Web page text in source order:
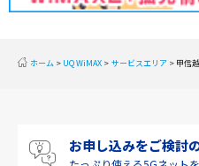
九州・沖縄
ホーム UQ WiMAX サービスエリア 甲信
お申し込みをご検討